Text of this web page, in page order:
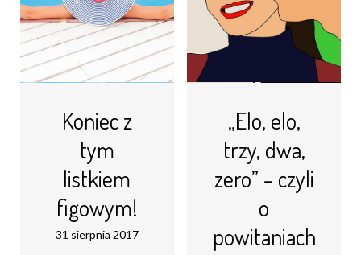
Czytaj dalej...
Koniec z
tym
listkiem
figowym!
31 sierpnia 2017
„Elo, elo,
trzy, dwa,
zero” – czyli
o
powitaniach